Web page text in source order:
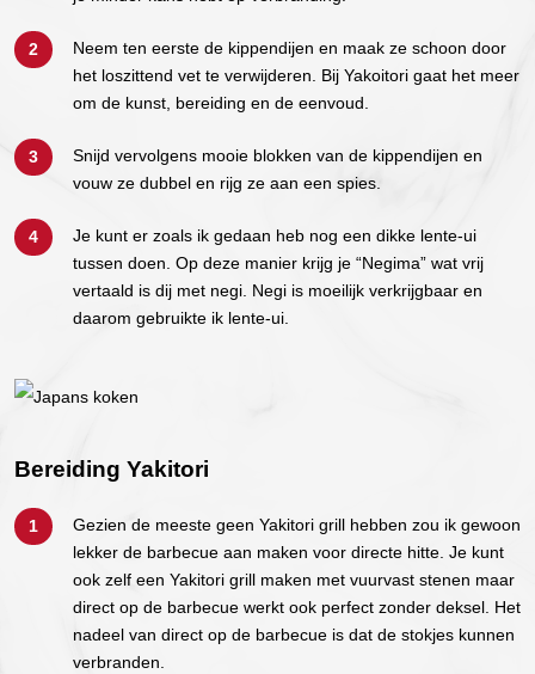
Neem ten eerste de kippendijen en maak ze schoon door
het loszittend vet te verwijderen. Bij Yakoitori gaat het meer
om de kunst, bereiding en de eenvoud.
Snijd vervolgens mooie blokken van de kippendijen en
vouw ze dubbel en rijg ze aan een spies.
Je kunt er zoals ik gedaan heb nog een dikke lente-ui
tussen doen. Op deze manier krijg je “Negima” wat vrij
vertaald is dij met negi. Negi is moeilijk verkrijgbaar en
daarom gebruikte ik lente-ui.
Bereiding Yakitori
Gezien de meeste geen Yakitori grill hebben zou ik gewoon
lekker de barbecue aan maken voor directe hitte. Je kunt
ook zelf een Yakitori grill maken met vuurvast stenen maar
direct op de barbecue werkt ook perfect zonder deksel. Het
nadeel van direct op de barbecue is dat de stokjes kunnen
verbranden.